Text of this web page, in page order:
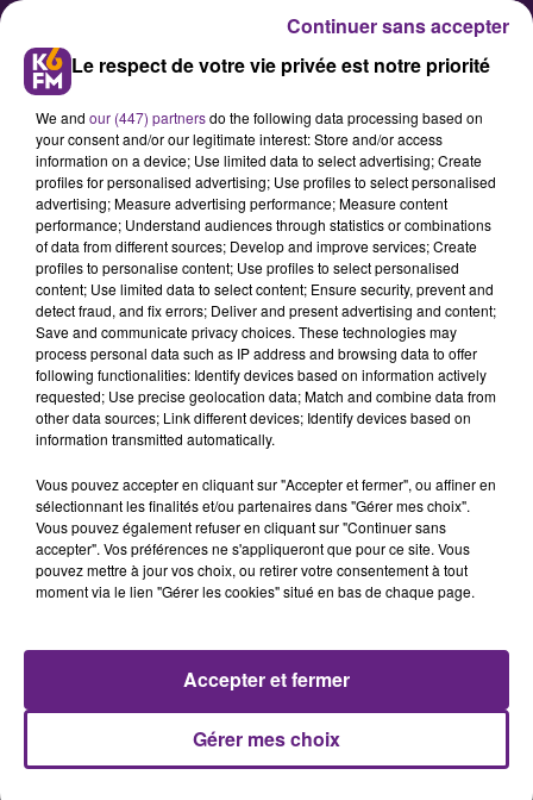
Sécurité routière : une journée
pas comme les autres à la
Piscine Olympique de Dijon
La 3e&nbsp;Compagnie de l'àcole
de Gendarmerie de Dijon organise
ce samedi de 10h à 17h30 une
banale à la Piscine Olympique de
Dijon : &nbsp;actions de
sensibilisation à la sécurité
routière et pratiques sportives s'y
intéresser et toucher le plus grand
Publié : 9 juin 2017 à 15h04 par 45
Le respect de votre vie privée est notre priorité
We and our (447) partnersdo the following data processing based on
your consent and/or our legitimate interest: Store and/or access
information on a device; Use limited data to select advertising; Create
profiles for personalised advertising; Use profiles to select personalised
advertising; Measure advertising performance; Measure content
performance; Understand audiences through statistics or combinations
of data from different sources; Develop and improve services; Create
profiles to personalise content; Use profiles to select personalised
content; Use limited data to select content; Ensure security, prevent and
detect fraud, and fix errors; Deliver and present advertising and content;
Save and communicate privacy choices. These technologies may
process personal data such as IP address and browsing data to offer
following functionalities: Identify devices based on information actively
requested; Use precise geolocation data; Match and combine data from
other data sources; Link different devices; Identify devices based on
information transmitted automatically.
Vous pouvez accepter en cliquant sur "Accepter et fermer", ou affiner en
sélectionnant les finalités et/ou partenaires dans "Gérer mes choix".
Vous pouvez également refuser en cliquant sur "Continuer sans
accepter". Vos préférences ne s'appliqueront que pour ce site. Vous
pouvez mettre à jour vos choix, ou retirer votre consentement à tout
moment via le lien "Gérer les cookies" situé en bas de chaque page.
Gérer mes choix
Accepter et fermer
Continuer sans accepter